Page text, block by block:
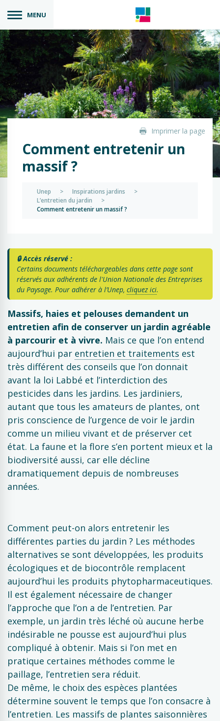
MENU
Imprimer la page
Comment entretenir un
massif ?
Unep > Inspirations jardins
>
L’entretien du jardin
>
Comment entretenir un massif ?
🔒 Accès réservé :
Certains documents téléchargeables dans cette page sont
réservés aux adhérents de l'Union Nationale des Entreprises
du Paysage. Pour adhérer à l’Unep, cliquez ici.
Massifs, haies et pelouses demandent un
entretien afin de conserver un jardin agréable
à parcourir et à vivre. Mais ce que l’on entend
aujourd’hui par entretien et traitements est
très différent des conseils que l’on donnait
avant la loi Labbé et l’interdiction des
pesticides dans les jardins. Les jardiniers,
autant que tous les amateurs de plantes, ont
pris conscience de l’urgence de voir le jardin
comme un milieu vivant et de préserver cet
état. La faune et la flore s’en portent mieux et la
biodiversité aussi, car elle décline
dramatiquement depuis de nombreuses
années.
Comment peut-on alors entretenir les
différentes parties du jardin ? Les méthodes
alternatives se sont développées, les produits
écologiques et de biocontrôle remplacent
aujourd’hui les produits phytopharmaceutiques.
Il est également nécessaire de changer
l’approche que l’on a de l’entretien. Par
exemple, un jardin très léché où aucune herbe
indésirable ne pousse est aujourd’hui plus
compliqué à obtenir. Mais si l’on met en
pratique certaines méthodes comme le
paillage, l’entretien sera réduit.
De même, le choix des espèces plantées
détermine souvent le temps que l’on consacre à
l’entretien. Les massifs de plantes saisonnières